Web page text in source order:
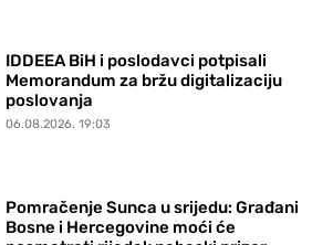
IDDEEA BiH i poslodavci potpisali
Memorandum za bržu digitalizaciju
poslovanja
06.08.2026. 19:03
Pomračenje Sunca u srijedu: Građani
Bosne i Hercegovine moći će